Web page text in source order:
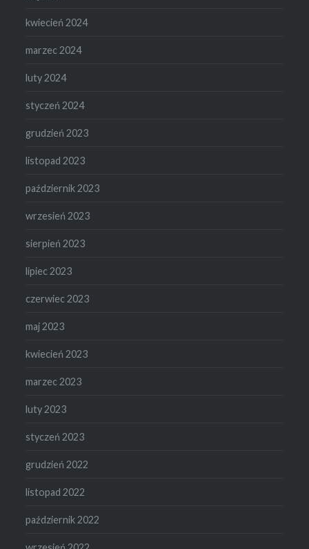
kwiecień 2024
marzec 2024
luty 2024
styczeń 2024
grudzień 2023
listopad 2023
październik 2023
wrzesień 2023
sierpień 2023
lipiec 2023
czerwiec 2023
maj 2023
kwiecień 2023
marzec 2023
luty 2023
styczeń 2023
grudzień 2022
listopad 2022
październik 2022